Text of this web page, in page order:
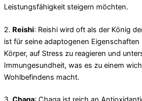
Leistungsfähigkeit steigern möchten.
2. Reishi: Reishi wird oft als der König
ist für seine adaptogenen
Körper, auf Stress zu reagieren und
Immungesundheit, was es zu einem
Wohlbefindens macht.